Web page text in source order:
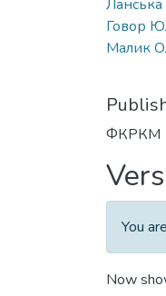
Ланська
Говор
Малик
ФКРКМ
You
Now